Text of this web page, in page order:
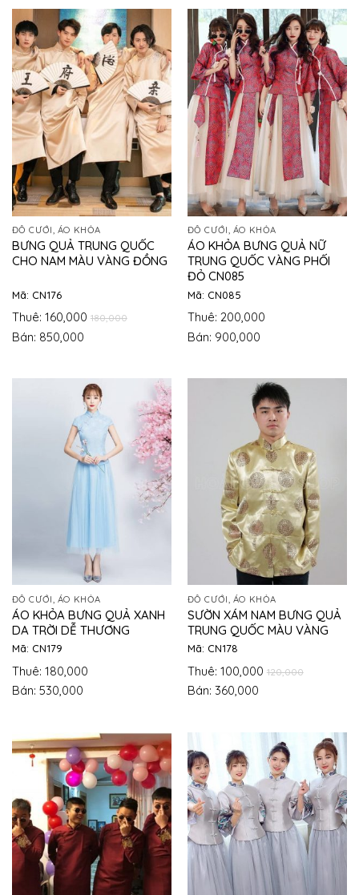
ĐỒ CƯỚI, ÁO KHỎA
BƯNG QUẢ TRUNG QUỐC
CHO NAM MÀU VÀNG ĐỒNG
Mã: CN176
Thuê: 160,000 180,000
Bán: 850,000
ĐỒ CƯỚI, ÁO KHỎA
ÁO KHỎA BƯNG QUẢ NỮ
TRUNG QUỐC VÀNG PHỐI
ĐỎ CN085
Mã: CN085
Thuê: 200,000
Bán: 900,000
ĐỒ CƯỚI, ÁO KHỎA
ÁO KHỎA BƯNG QUẢ XANH
DA TRỜI DỄ THƯƠNG
Mã: CN179
Thuê: 180,000
Bán: 530,000
ĐỒ CƯỚI, ÁO KHỎA
SƯỜN XÁM NAM BƯNG QUẢ
TRUNG QUỐC MÀU VÀNG
Mã: CN178
Thuê: 100,000 120,000
Bán: 360,000